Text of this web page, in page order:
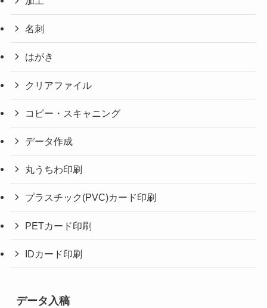
名刺
はがき
クリアファイル
コピー・スキャニング
データ作成
丸うちわ印刷
プラスチック(PVC)カード印刷
PETカード印刷
IDカード印刷
データ入稿